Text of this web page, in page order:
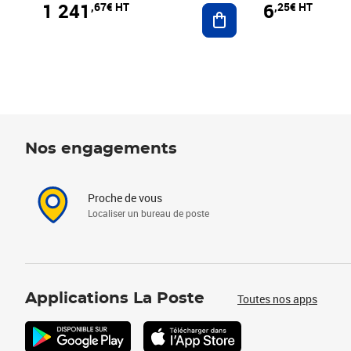
1 241 ,67€ HT Ajouter au panier
6,25€ HT
Nos engagements
Proche de vous
Localiser un bureau de poste
Applications La Poste Toutes nos apps